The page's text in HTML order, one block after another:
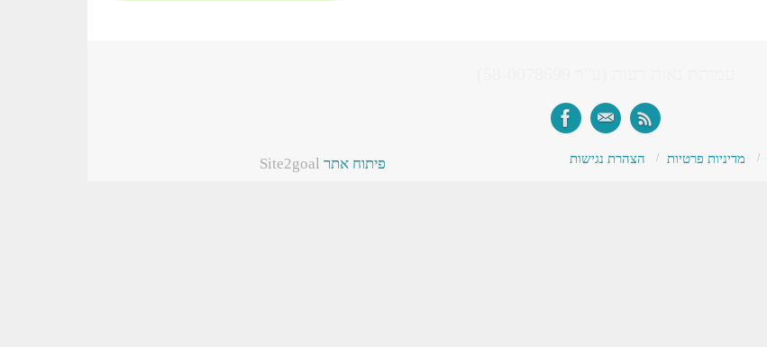
מדיניות פרטיות הצהרת נגישות פיתוח אתרSite2goal